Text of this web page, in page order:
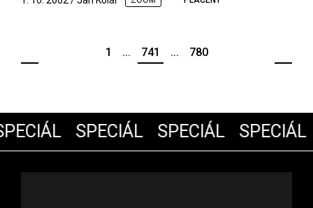
1 ... 741 ... 780
SPECIÁL SPECIÁL SPECIÁL